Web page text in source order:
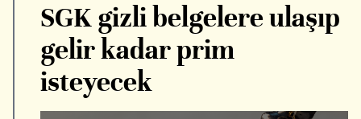
SGK gizli belgelere ulaşıp
gelir kadar prim
isteyecek